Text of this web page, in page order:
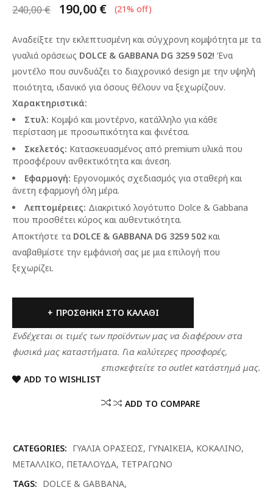
240,00€ 190,00 € (21% off)
Αναδείξτε την εκλεπτυσμένη και σύγχρονη κομψότητα με τα
γυαλιά οράσεως DOLCE & GABBANA DG 3259 502! Ένα
μοντέλο που συνδυάζει το διαχρονικό design με την υψηλή
ποιότητα, ιδανικό για όσους θέλουν να ξεχωρίζουν.
Χαρακτηριστικά:
Στυλ: Κομψό και μοντέρνο, κατάλληλο για κάθε
περίσταση με προσωπικότητα και φινέτσα.
Σκελετός: Κατασκευασμένος από premium υλικά που
προσφέρουν ανθεκτικότητα και άνεση.
Εφαρμογή: Εργονομικός σχεδιασμός για σταθερή και
άνετη εφαρμογή όλη μέρα.
Λεπτομέρειες: Διακριτικό λογότυπο Dolce & Gabbana
που προσθέτει κύρος και αυθεντικότητα.
Αποκτήστε τα DOLCE & GABBANA DG 3259 502 και
αναβαθμίστε την εμφάνισή σας με μια επιλογή που
ξεχωρίζει.
ΠΡΟΣΘΉΚΗ ΣΤΟ ΚΑΛΆΘΙ
Ενδέχεται οι τιμές των προϊόντων μας να διαφέρουν στα
φυσικά μας καταστήματα. Για καλύτερες προσφορές,
επισκεφτείτε το outlet κατάστημά μας.
ADD TO WISHLIST
ADD TO COMPARE
CATEGORIES: ΓΥΑΛΙΑ ΟΡΑΣΕΩΣ, ΓΥΝΑΙΚΕΙΑ, ΚΟΚΑΛΙΝΟ,
ΜΕΤΑΛΛΙΚΟ, ΠΕΤΑΛΟΥΔΑ, ΤΕΤΡΑΓΩΝΟ
TAGS: DOLCE & GABBANA,